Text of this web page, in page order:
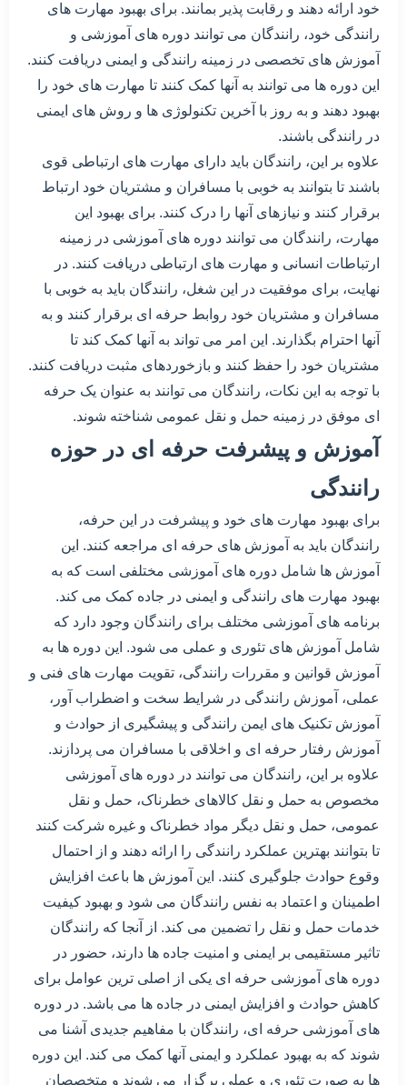
خود ارائه دهند و رقابت پذیر بمانند. برای بهبود مهارت های
رانندگی خود، رانندگان می توانند دوره های آموزشی و
آموزش های تخصصی در زمینه رانندگی و ایمنی دریافت کنند.
این دوره ها می توانند به آنها کمک کنند تا مهارت های خود را
بهبود دهند و به روز با آخرین تکنولوژی ها و روش های ایمنی
در رانندگی باشند.
علاوه بر این، رانندگان باید دارای مهارت های ارتباطی قوی
باشند تا بتوانند به خوبی با مسافران و مشتریان خود ارتباط
برقرار کنند و نیازهای آنها را درک کنند. برای بهبود این
مهارت، رانندگان می توانند دوره های آموزشی در زمینه
ارتباطات انسانی و مهارت های ارتباطی دریافت کنند. در
نهایت، برای موفقیت در این شغل، رانندگان باید به خوبی با
مسافران و مشتریان خود روابط حرفه ای برقرار کنند و به
آنها احترام بگذارند. این امر می تواند به آنها کمک کند تا
مشتریان خود را حفظ کنند و بازخوردهای مثبت دریافت کنند.
با توجه به این نکات، رانندگان می توانند به عنوان یک حرفه
ای موفق در زمینه حمل و نقل عمومی شناخته شوند.
آموزش و پیشرفت حرفه ای در حوزه
رانندگی
برای بهبود مهارت های خود و پیشرفت در این حرفه،
رانندگان باید به آموزش های حرفه ای مراجعه کنند. این
آموزش ها شامل دوره های آموزشی مختلفی است که به
بهبود مهارت های رانندگی و ایمنی در جاده کمک می کند.
برنامه های آموزشی مختلف برای رانندگان وجود دارد که
شامل آموزش های تئوری و عملی می شود. این دوره ها به
آموزش قوانین و مقررات رانندگی، تقویت مهارت های فنی و
عملی، آموزش رانندگی در شرایط سخت و اضطراب آور،
آموزش تکنیک های ایمن رانندگی و پیشگیری از حوادث و
آموزش رفتار حرفه ای و اخلاقی با مسافران می پردازند.
علاوه بر این، رانندگان می توانند در دوره های آموزشی
مخصوص به حمل و نقل کالاهای خطرناک، حمل و نقل
عمومی، حمل و نقل دیگر مواد خطرناک و غیره شرکت کنند
تا بتوانند بهترین عملکرد رانندگی را ارائه دهند و از احتمال
وقوع حوادث جلوگیری کنند. این آموزش ها باعث افزایش
اطمینان و اعتماد به نفس رانندگان می شود و بهبود کیفیت
خدمات حمل و نقل را تضمین می کند. از آنجا که رانندگان
تاثیر مستقیمی بر ایمنی و امنیت جاده ها دارند، حضور در
دوره های آموزشی حرفه ای یکی از اصلی ترین عوامل برای
کاهش حوادث و افزایش ایمنی در جاده ها می باشد. در دوره
های آموزشی حرفه ای، رانندگان با مفاهیم جدیدی آشنا می
شوند که به بهبود عملکرد و ایمنی آنها کمک می کند. این دوره
ها به صورت تئوری و عملی برگزار می شوند و متخصصان